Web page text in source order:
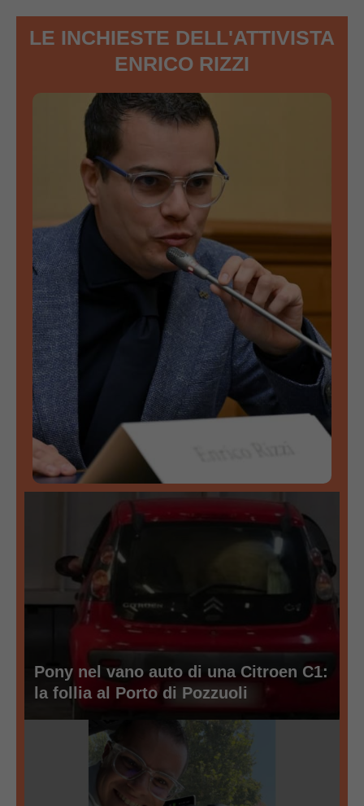
LE INCHIESTE DELL'ATTIVISTA
ENRICO RIZZI
Pony nel vano auto di una Citroen C1:
la follia al Porto di Pozzuoli